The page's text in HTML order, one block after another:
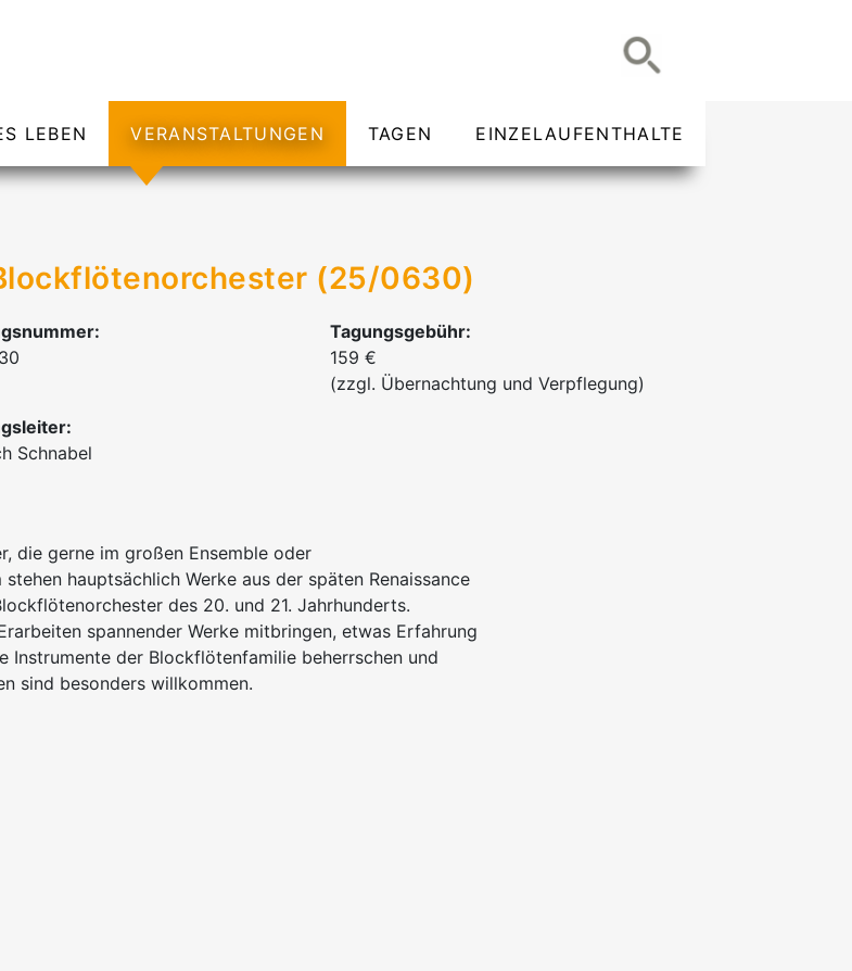
LEBEN VERANSTALTUNGEN TAGEN EINZELAUFENTHALTE
(25/0630)
Tagungsgebühr:
159 €
(zzgl. Übernachtung und Verpflegung)
Schnabel
die gerne im großen Ensemble oder
hauptsächlich Werke aus der späten Renaissance
des 20. und 21. Jahrhunderts.
spannender Werke mitbringen, etwas Erfahrung
Instrumente der Blockflötenfamilie beherrschen und
sind besonders willkommen.